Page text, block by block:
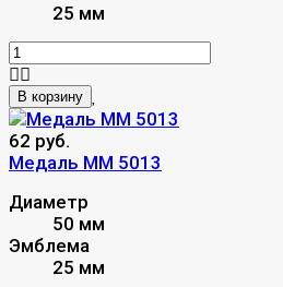
25 мм
В корзину
62 руб.
Медаль MM 5013
Диаметр
50 мм
Эмблема
25 мм